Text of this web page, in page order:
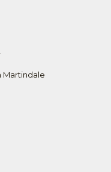
Martindale